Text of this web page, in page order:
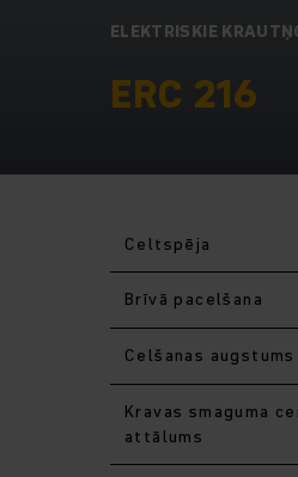
ELEKTRISKIE
ERC 216
Celtspēja
Brīvā pacelšana
Celšanas augstums
Kravas smaguma
attālums